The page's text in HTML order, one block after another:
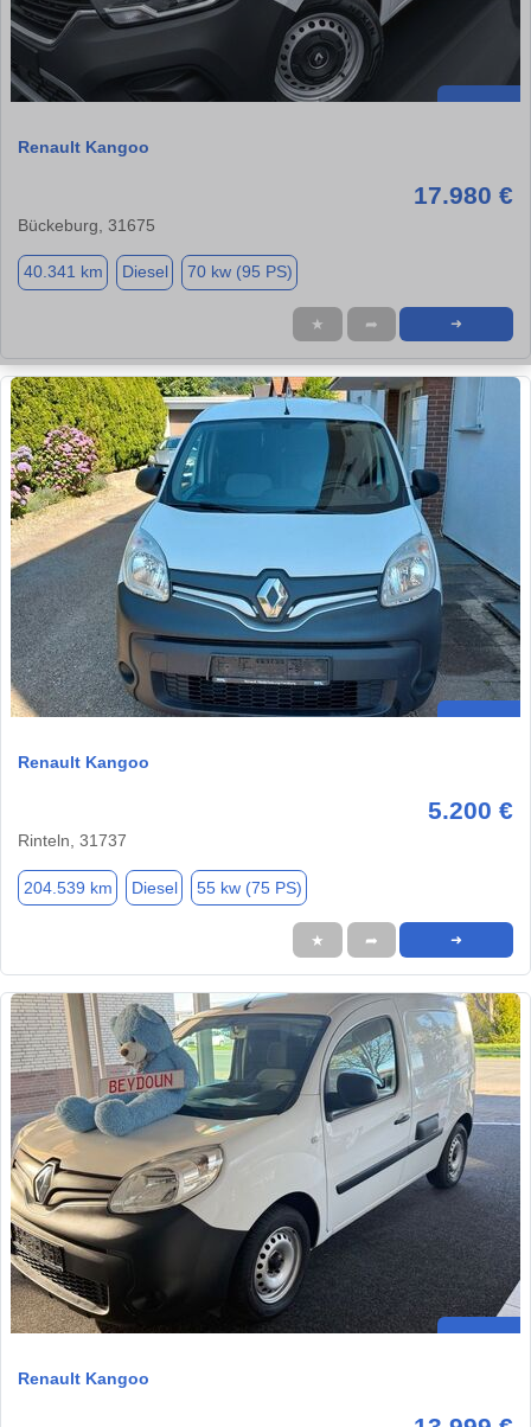
Renault Kangoo
17.980 €
Bückeburg, 31675
40.341 km Diesel 70 kw (95 PS)
★ ➦ ➜
Renault Kangoo
5.200 €
Rinteln, 31737
204.539 km Diesel 55 kw (75 PS)
★ ➦ ➜
Renault Kangoo